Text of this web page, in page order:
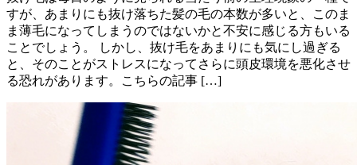
すが、あまりにも抜け落ちた髪の毛の本数が多いと、このま
ま薄毛になってしまうのではないかと不安に感じる方もいる
ことでしょう。 しかし、抜け毛をあまりにも気にし過ぎる
と、そのことがストレスになってさらに頭皮環境を悪化させ
る恐れがあります。こちらの記事 […]